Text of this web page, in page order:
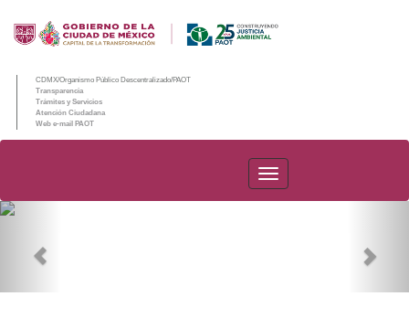
CDMX/Organismo Público Descentralizado/PAOT
Transparencia
Trámites y Servicios
Atención Ciudadana
Web e-mail PAOT
PAOT